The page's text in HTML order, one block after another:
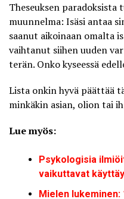
Theseuksen paradoksista
muunnelma: Isäsi antaa
saanut aikoinaan omalta
vaihtanut siihen uuden
terän. Onko kyseessä
Lista onkin hyvä päättää
minkäkin asian, olion tai
Lue myös:
Psykologisia
vaikuttavat
Mielen